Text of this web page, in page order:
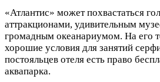
«Атлантис» может похвастаться
аттракционами, удивительным
громадным океанариумом. На его
хорошие условия для занятий
постояльцев отеля есть право
аквапарка.